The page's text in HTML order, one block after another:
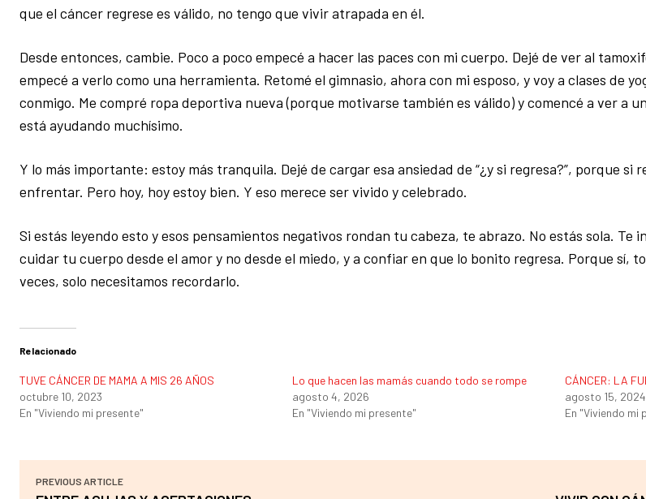
que el cáncer regrese es válido, no tengo que vivir atrapada en él.
Desde entonces, cambie. Poco a poco empecé a hacer las paces con mi cuerpo. Dejé de ver al
empecé a verlo como una herramienta. Retomé el gimnasio, ahora con mi esposo, y voy a clases de
conmigo. Me compré ropa deportiva nueva (porque motivarse también es válido) y comencé a ver a
está ayudando muchísimo.
Y lo más importante: estoy más tranquila. Dejé de cargar esa ansiedad de “¿y si regresa?”, porque si
enfrentar. Pero hoy, hoy estoy bien. Y eso merece ser vivido y celebrado.
Si estás leyendo esto y esos pensamientos negativos rondan tu cabeza, te abrazo. No estás sola. Te
cuidar tu cuerpo desde el amor y no desde el miedo, y a confiar en que lo bonito regresa. Porque sí,
veces, solo necesitamos recordarlo.
Relacionado
TUVE CÁNCER DE MAMA A MIS 26 AÑOS
octubre 10, 2023
En "Viviendo mi presente"
Lo que hacen las mamás cuando todo se rompe
agosto 4, 2026
En "Viviendo mi presente"
CÁNCER: LA
agosto 15, 2024
En "Viviendo mi
PREVIOUS ARTICLE